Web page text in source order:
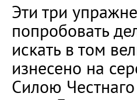
Эти три
попробовать
искать в том
изнесено на
Силою